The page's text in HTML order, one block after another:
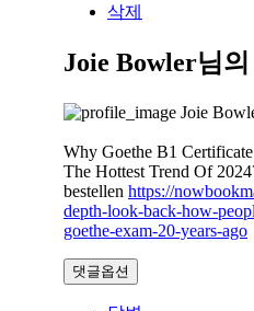
삭제
Joie Bowler님
Joie
Why Goethe B1
The Hottest Trend Of
bestellen https://
depth-look-back-how-
goethe-exam-20-years-ago
댓글옵션